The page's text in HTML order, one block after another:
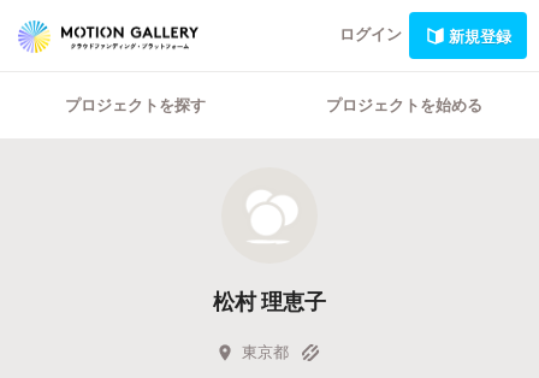
ログイン 新規登録
プロジェクトを探す プロジェクトを始める
松村 理恵子
東京都